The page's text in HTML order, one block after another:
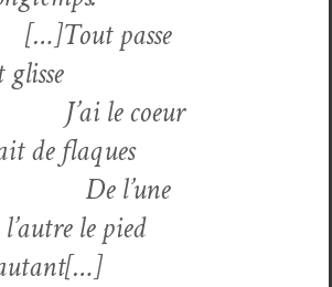
[…]Tout passe
glisse
J’ai le coeur
de flaques
De l’une
le pied